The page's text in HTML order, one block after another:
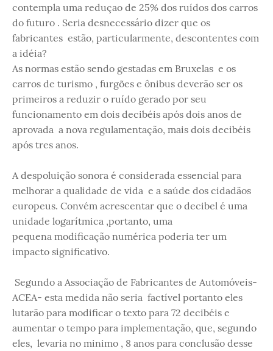
contempla uma reduçao de 25% dos ruídos dos carros
do futuro . Seria desnecessário dizer que os
fabricantes estão, particularmente, descontentes com
a idéia?
As normas estão sendo gestadas em Bruxelas e os
carros de turismo , furgões e ônibus deverão ser os
primeiros a reduzir o ruído gerado por seu
funcionamento em dois decibéis após dois anos de
aprovada a nova regulamentação, mais dois decibéis
após tres anos.
A despoluição sonora é considerada essencial para
melhorar a qualidade de vida e a saúde dos cidadãos
europeus. Convém acrescentar que o decibel é uma
unidade logarítmica ,portanto, uma
pequena modificação numérica poderia ter um
impacto significativo.
Segundo a Associação de Fabricantes de Automóveis-
ACEA- esta medida não seria factível portanto eles
lutarão para modificar o texto para 72 decibéis e
aumentar o tempo para implementação, que, segundo
eles, levaria no minimo , 8 anos para conclusão desse